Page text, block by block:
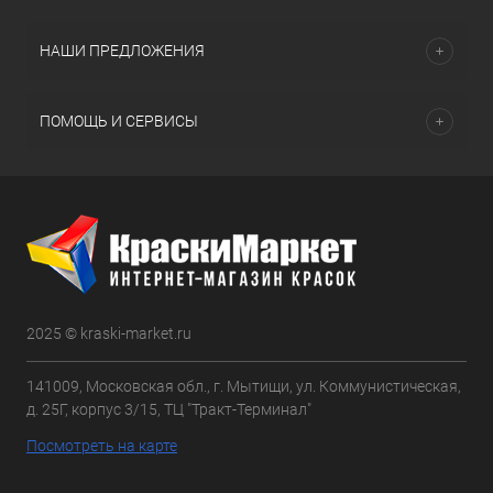
НАШИ ПРЕДЛОЖЕНИЯ
ПОМОЩЬ И СЕРВИСЫ
2025 © kraski-market.ru
141009, Московская обл., г. Мытищи, ул. Коммунистическая,
д. 25Г, корпус 3/15, ТЦ "Тракт-Терминал"
Посмотреть на карте